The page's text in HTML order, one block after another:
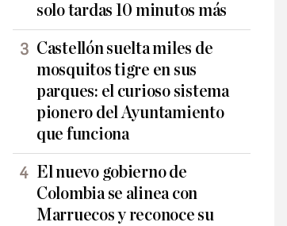
solo tardas 10 minutos más
Castellón suelta miles de
mosquitos tigre en sus
parques: el curioso sistema
pionero del Ayuntamiento
que funciona
El nuevo gobierno de
Colombia se alinea con
Marruecos y reconoce su